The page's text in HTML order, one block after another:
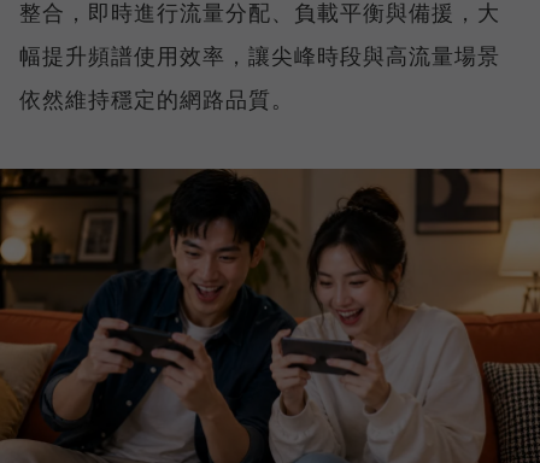
整合，即時進行流量分配、負載平衡與備援，大
幅提升頻譜使用效率，讓尖峰時段與高流量場景
依然維持穩定的網路品質。